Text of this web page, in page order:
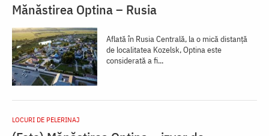
Mănăstirea Optina – Rusia
Aflată în Rusia Centrală, la o mică distanţă
de localitatea Kozelsk, Optina este
considerată a fi...
LOCURI DE PELERINAJ